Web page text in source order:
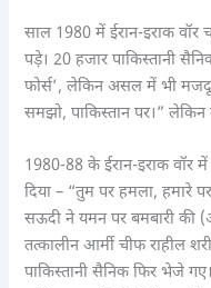
साल 1980 में ईरान-इराक वॉर
पड़े। 20 हजार पाकिस्तानी
फोर्स’, लेकिन असल में भी
समझो, पाकिस्तान पर।” लेकिन
1980-88 के ईरान-इराक वॉर
दिया – “तुम पर हमला, हमारे
सऊदी ने यमन पर बमबारी
तत्कालीन आर्मी चीफ राहील
पाकिस्तानी सैनिक फिर भेजे